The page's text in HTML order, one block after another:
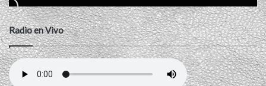
Radio en Vivo